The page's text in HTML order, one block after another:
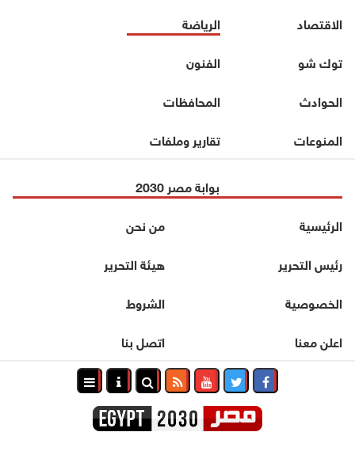
الاقتصاد
الرياضة
توك شو
الفنون
الحوادث
المحافظات
المنوعات
تقارير وملفات
بوابة مصر 2030
الرئيسية
من نحن
رئيس التحرير
هيئة التحرير
الخصوصية
الشروط
اعلن معنا
اتصل بنا